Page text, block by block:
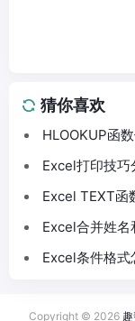
猜你喜欢
HLOOKUP函
Excel打印技巧
Excel TEXT函
Excel合并姓名
Excel条件格式
Copyright © 2026